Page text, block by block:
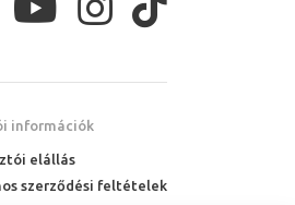
információk
elállás
szerződési feltételek